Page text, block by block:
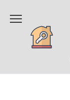
содержанию